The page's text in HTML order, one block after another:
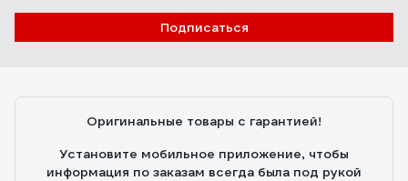
Подписаться
Оригинальные товары с гарантией!
Установите мобильное приложение, чтобы
информация по заказам всегда была под рукой